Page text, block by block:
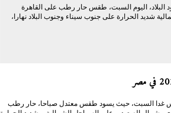
البلاد، اليوم السبت، طقس حار رطب على القاهرة
شديد الحرارة على جنوب سيناء وجنوب البلاد نهارا،
غدا السبت، حيث يسود طقس معتدل صباحا، حار رطب